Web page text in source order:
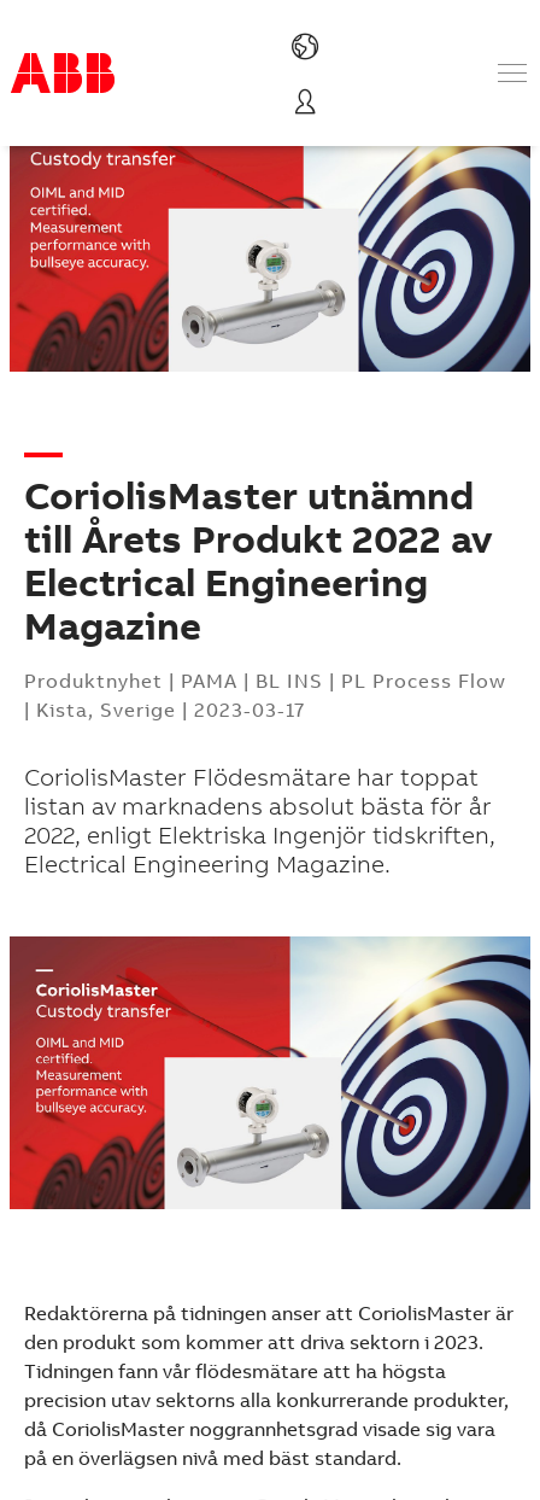
Produkter och tjänster
Industrier
Service
Om ABB
Här kan du köpa
Kontakta oss
Karriär på ABB
Suggestions
Products
See more products
Shopping list preview
CoriolisMaster utnämnd
till Årets Produkt 2022 av
Electrical Engineering
Magazine
Produktnyhet | PAMA | BL INS | PL Process Flow
| Kista, Sverige | 2023-03-17
CoriolisMaster Flödesmätare har toppat
listan av marknadens absolut bästa för år
2022, enligt Elektriska Ingenjör tidskriften,
Electrical Engineering Magazine.
Redaktörerna på tidningen anser att CoriolisMaster är
den produkt som kommer att driva sektorn i 2023.
Tidningen fann vår flödesmätare att ha högsta
precision utav sektorns alla konkurrerande produkter,
då CoriolisMaster noggrannhetsgrad visade sig vara
på en överlägsen nivå med bäst standard.